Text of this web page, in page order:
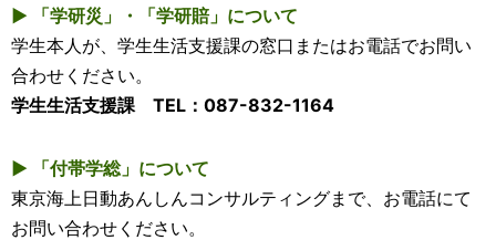
▶ 「学研災」・「学研賠」について
学生本人が、学生生活支援課の窓口またはお電話でお問い
合わせください。
学生生活支援課 TEL：087-832-1164
▶ 「付帯学総」について
東京海上日動あんしんコンサルティングまで、お電話にて
お問い合わせください。